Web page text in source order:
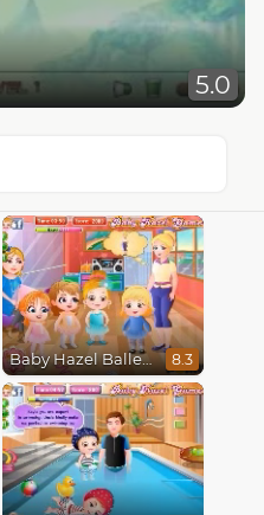
5.0
Baby Hazel Ballerina Dance 8.3